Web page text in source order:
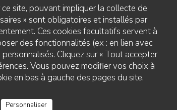
site, pouvant impliquer la collecte de
» sont obligatoires et installés par
Ces cookies facultatifs servent à
des fonctionnalités (ex : en lien avec
Cliquez sur « Tout accepter
Vous pouvez modifier vos choix à
en bas à gauche des pages du site.
Personnaliser
Cuisine : 5/5 Qualité / Prix:5 /5
and service were very
I shall return on my next